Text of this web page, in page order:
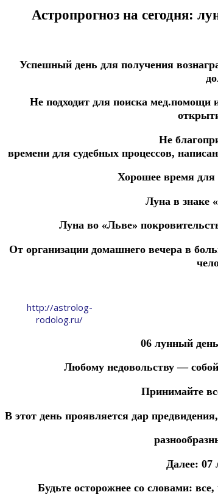
Астропрогноз на сегодня:
Успешный день для получения
Не подходит для поиска мед.помощи
Не
времени для судебных процессов,
Хорошее время для
Луна в знаке
Луна во «Льве»
От организации домашнего вечера в
http://astrolog-
rodolog.ru/
06 лунный
Любому недовольству —
Принимайте
В этот день проявляется дар
Далее: 07
Будьте осторожнее со словами: